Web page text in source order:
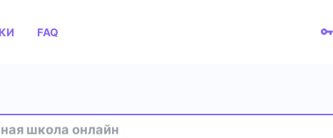
FAQ
школа онлайн